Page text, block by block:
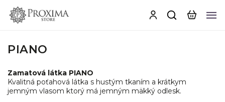
PIANO
Zamatová látka PIANO
Kvalitná poťahová látka s hustým tkaním a krátkym
jemným vlasom ktorý má jemným mäkký odlesk.